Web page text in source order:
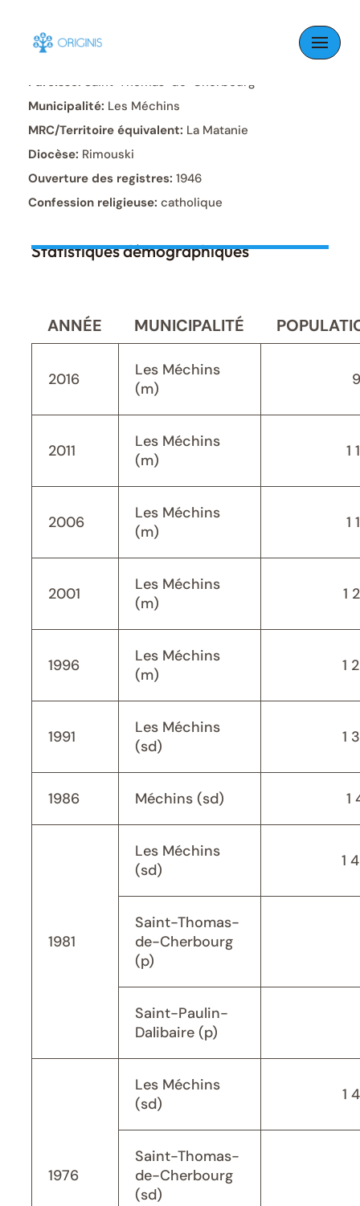
Skip
content
Paroisse: Saint-Thomas-de-Cherbourg
Municipalité: Les Méchins
MRC/Territoire équivalent: La Matanie
Diocèse: Rimouski
Ouverture des registres: 1946
Confession religieuse: catholique
Statistiques démographiques
ANNÉE MUNICIPALITÉ
2016
Les Méchins
(m)
2011
Les Méchins
(m)
1
2006
Les Méchins
(m)
1
2001
Les Méchins
(m)
1
1996
Les Méchins
(m)
1
1991
Les Méchins
(sd)
1
1986 Méchins (sd) 1
1981
Les Méchins
(sd)
1
Saint-Thomas-
de-Cherbourg
(p)
Saint-Paulin-
Dalibaire (p)
1976
Les Méchins
(sd)
1
Saint-Thomas-
de-Cherbourg
(sd)